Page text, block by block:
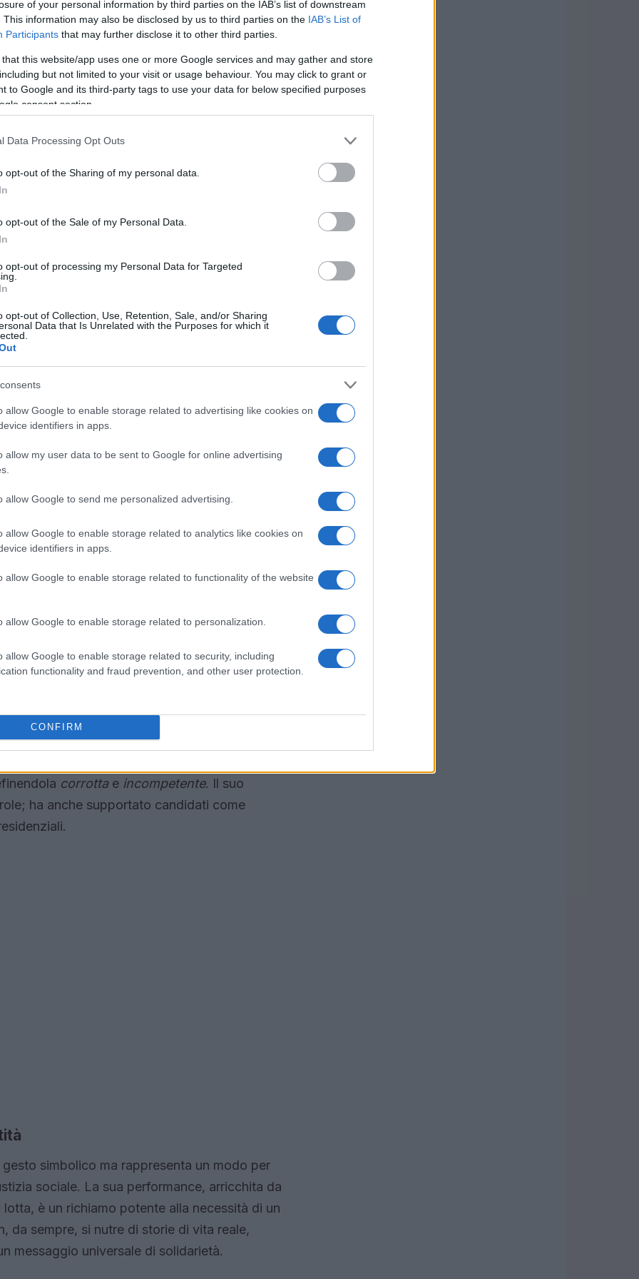
of your personal information by third parties on the IAB’s list of downstream
This information may also be disclosed by us to third parties on the IAB’s List of
Participants that may further disclose it to other third parties.
that this website/app uses one or more Google services and may gather and store
but not limited to your visit or usage behaviour. You may click to grant or
to Google and its third-party tags to use your data for below specified purposes
consent section.
Data Processing Opt Outs
opt-out of the Sharing of my personal data.
opt-out of the Sale of my Personal Data.
opt-out of processing my Personal Data for Targeted
opt-out of Collection, Use, Retention, Sale, and/or Sharing
Data that Is Unrelated with the Purposes for which it
allow Google to enable storage related to advertising like cookies on
identifiers in apps.
allow my user data to be sent to Google for online advertising
allow Google to send me personalized advertising.
allow Google to enable storage related to analytics like cookies on
identifiers in apps.
allow Google to enable storage related to functionality of the website
allow Google to enable storage related to personalization.
allow Google to enable storage related to security, including
functionality and fraud prevention, and other user protection.
CONFIRM
che ha tragicamente perso la vita a causa di
“Questo brano rappresenta uno dei
che il pezzo è un inno alla
sui difetti della nazione. L’artista ha
Uniti sono attualmente messi alla prova
critico nella storia del paese.
su temi fondamentali come la
. Ha affermato che chi crede nel valore della
combattere contro le ingiustizie. “Se si è
armati contro i cittadini americani, allora è
ci governa”, ha dichiarato, facendo
come strumento di
in cui ha utilizzato il suo talento
Negli ultimi anni, ha criticato
corrottae incompetente. Il suo
ha anche supportato candidati come
simbolico ma rappresenta un modo per
sociale. La sua performance, arricchita da
è un richiamo potente alla necessità di un
da sempre, si nutre di storie di vita reale,
messaggio universale di solidarietà.